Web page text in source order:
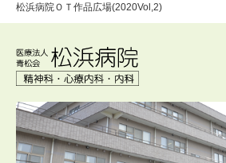
松浜病院ＯＴ作品広場(2020Vol,2)